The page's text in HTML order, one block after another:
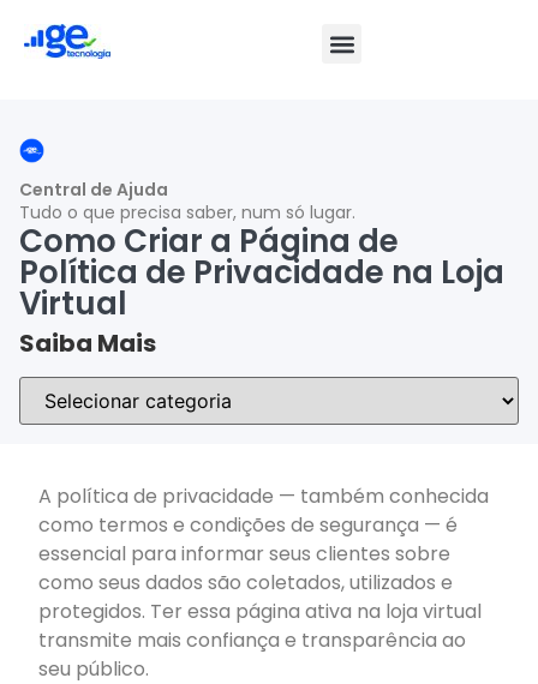
Central de Ajuda
Tudo o que precisa saber, num só lugar.
Como Criar a Página de
Política de Privacidade na Loja
Virtual
Saiba Mais
A política de privacidade — também conhecida
como termos e condições de segurança — é
essencial para informar seus clientes sobre
como seus dados são coletados, utilizados e
protegidos. Ter essa página ativa na loja virtual
transmite mais confiança e transparência ao
seu público.